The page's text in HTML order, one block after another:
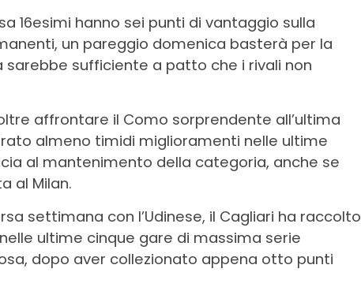
16esimi hanno sei punti di vantaggio sulla
un pareggio domenica basterà per la
sufficiente a patto che i rivali non
affrontare il Como sorprendente all’ultima
almeno timidi miglioramenti nelle ultime
al mantenimento della categoria, anche se
al Milan.
settimana con l’Udinese, il Cagliari ha raccolto
ultime cinque gare di massima serie
dopo aver collezionato appena otto punti